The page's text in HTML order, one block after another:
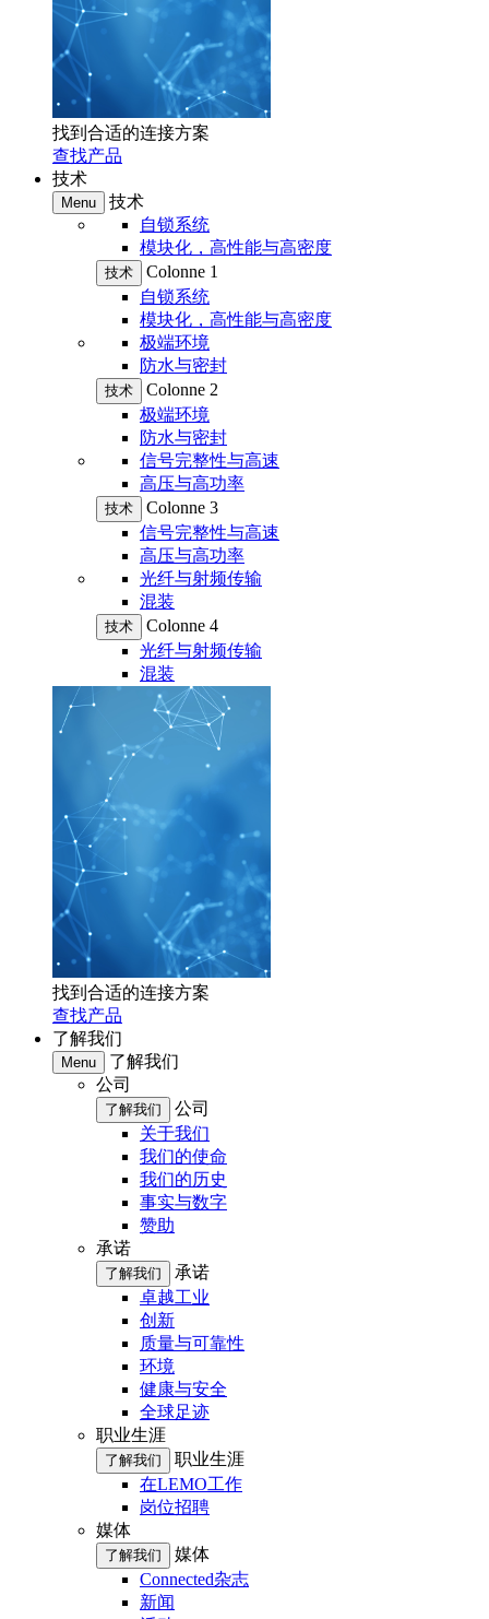
找到合适的连接方案
查找产品
技术
Menu
技术
自锁系统
模块化，高性能与高密度
技术
Colonne 1
自锁系统
模块化，高性能与高密度
极端环境
防水与密封
技术
Colonne 2
极端环境
防水与密封
信号完整性与高速
高压与高功率
技术
Colonne 3
信号完整性与高速
高压与高功率
光纤与射频传输
混装
技术
Colonne 4
光纤与射频传输
混装
找到合适的连接方案
查找产品
了解我们
Menu
了解我们
公司
了解我们
公司
关于我们
我们的使命
我们的历史
事实与数字
赞助
承诺
了解我们
承诺
卓越工业
创新
质量与可靠性
环境
健康与安全
全球足迹
职业生涯
了解我们
职业生涯
在LEMO工作
岗位招聘
媒体
了解我们
媒体
Connected杂志
新闻